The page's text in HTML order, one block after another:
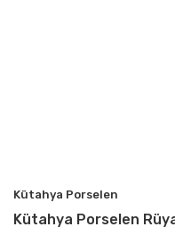
Kütahya Porselen
Kütahya Porselen